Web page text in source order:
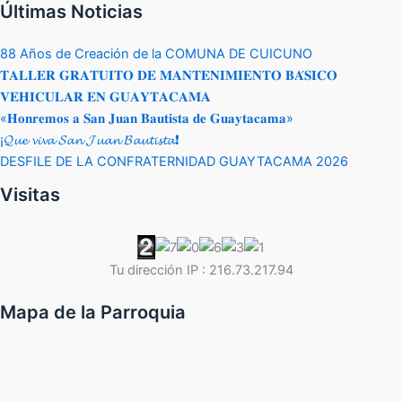
Últimas Noticias
88 Años de Creación de la COMUNA DE CUICUNO
𝐓𝐀𝐋𝐋𝐄𝐑 𝐆𝐑𝐀𝐓𝐔𝐈𝐓𝐎 𝐃𝐄 𝐌𝐀𝐍𝐓𝐄𝐍𝐈𝐌𝐈𝐄𝐍𝐓𝐎 𝐁𝐀́𝐒𝐈𝐂𝐎
𝐕𝐄𝐇𝐈𝐂𝐔𝐋𝐀𝐑 𝐄𝐍 𝐆𝐔𝐀𝐘𝐓𝐀𝐂𝐀𝐌𝐀
«𝐇𝐨𝐧𝐫𝐞𝐦𝐨𝐬 𝐚 𝐒𝐚𝐧 𝐉𝐮𝐚𝐧 𝐁𝐚𝐮𝐭𝐢𝐬𝐭𝐚 𝐝𝐞 𝐆𝐮𝐚𝐲𝐭𝐚𝐜𝐚𝐦𝐚»
¡𝓠𝓾𝓮 𝓿𝓲𝓿𝓪 𝓢𝓪𝓷 𝓙𝓾𝓪𝓷 𝓑𝓪𝓾𝓽𝓲𝓼𝓽𝓪❗
DESFILE DE LA CONFRATERNIDAD GUAYTACAMA 2026
Visitas
Tu dirección IP : 216.73.217.94
Mapa de la Parroquia